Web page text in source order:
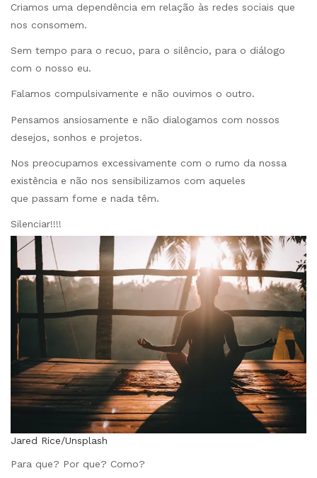
Criamos uma dependência em relação às redes sociais que
nos consomem.
Sem tempo para o recuo, para o silêncio, para o diálogo
com o nosso eu.
Falamos compulsivamente e não ouvimos o outro.
Pensamos ansiosamente e não dialogamos com nossos
desejos, sonhos e projetos.
Nos preocupamos excessivamente com o rumo da nossa
existência e não nos sensibilizamos com aqueles
que passam fome e nada têm.
Silenciar!!!!
Jared Rice/Unsplash
Para que? Por que? Como?